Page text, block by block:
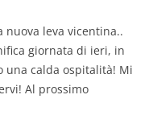
nuova leva vicentina..
giornata di ieri, in
una calda ospitalità! Mi
Al prossimo